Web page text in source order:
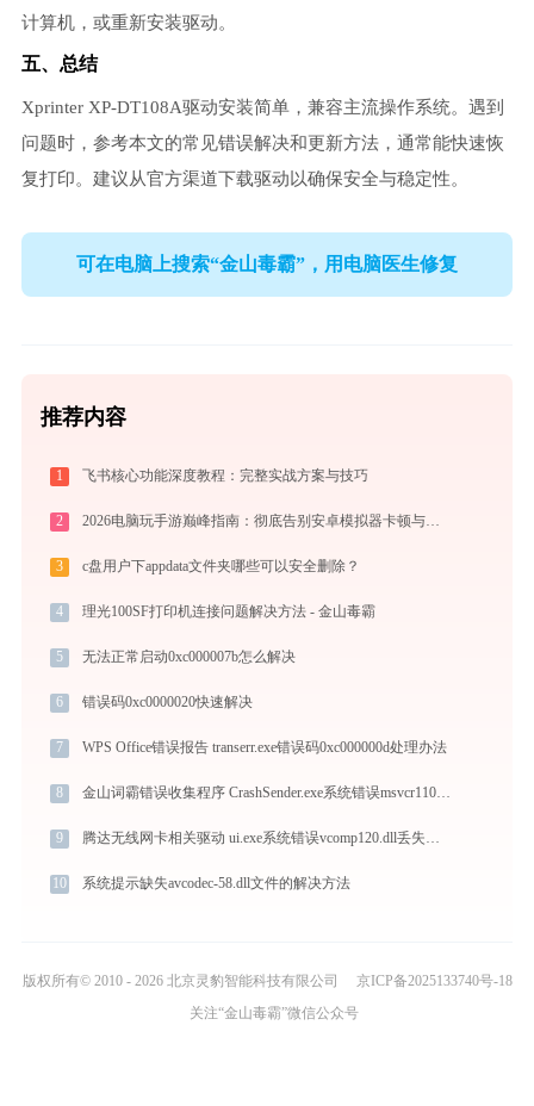
计算机，或重新安装驱动。
五、总结
Xprinter XP-DT108A驱动安装简单，兼容主流操作系统。遇到
问题时，参考本文的常见错误解决和更新方法，通常能快速恢
复打印。建议从官方渠道下载驱动以确保安全与稳定性。
可在电脑上搜索“金山毒霸”，用电脑医生修复
推荐内容
1 飞书核心功能深度教程：完整实战方案与技巧
2 2026电脑玩手游巅峰指南：彻底告别安卓模拟器卡顿与捆绑，体验官方原生多端互通
3 c盘用户下appdata文件夹哪些可以安全删除？
4 理光100SF打印机连接问题解决方法 - 金山毒霸
5 无法正常启动0xc000007b怎么解决
6 错误码0xc0000020快速解决
7 WPS Office错误报告 transerr.exe错误码0xc000000d处理办法
8 金山词霸错误收集程序 CrashSender.exe系统错误msvcr110.dll丢失如何解决
9 腾达无线网卡相关驱动 ui.exe系统错误vcomp120.dll丢失如何解决
10 系统提示缺失avcodec-58.dll文件的解决方法
版权所有© 2010 - 2026 北京灵豹智能科技有限公司
京ICP备2025133740号-18
关注“金山毒霸”微信公众号